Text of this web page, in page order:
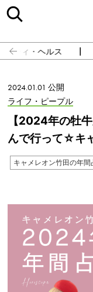
ーティ・ヘルス
2024.01.01 公開
ライフ・ピープル
【2024年の牡
んで行って☆キ
キャメレオン竹田の年